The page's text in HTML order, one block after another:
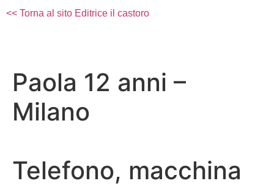
<< Torna al sito Editrice il castoro
Paola 12 anni –
Milano
Telefono, macchina